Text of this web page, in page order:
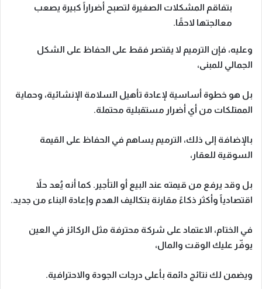
بتفاقم المشكلات الصغيرة لتصبح أضراراً كبيرة يصعب
معالجتها لاحقًا.
وعليه، فإن الترميم لا يقتصر فقط على الحفاظ على الشكل
الجمالي للمبنى،
بل هو خطوة أساسية لإعادة تأهيل السلامة الإنشائية، وحماية
الممتلكات من أي أضرار مستقبلية محتملة.
بالإضافة إلى ذلك، الترميم يساهم في الحفاظ على القيمة
السوقية للعقار،
بل وقد يرفع من قيمته عند البيع أو التأجير. كما أنه يُعد حلاً
اقتصادياً وأكثر ذكاءً مقارنة بتكاليف الهدم وإعادة البناء من جديد.
في الختام، الاعتماد على شركة محترفة مثل الركائز في العين
يوفّر عليك الوقت والمال،
ويضمن لك نتائج دائمة بأعلى درجات الجودة والاحترافية.